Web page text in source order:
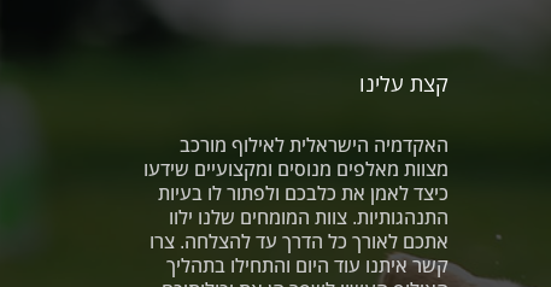
קצת עלינו
האקדמיה הישראלית לאילוף מורכב
מצוות מאלפים מנוסים ומקצועיים שידעו
כיצד לאמן את כלבכם ולפתור לו בעיות
התנהגותיות. צוות המומחים שלנו ילוו
אתכם לאורך כל הדרך עד להצלחה. צרו
קשר איתנו עוד היום והתחילו בתהליך